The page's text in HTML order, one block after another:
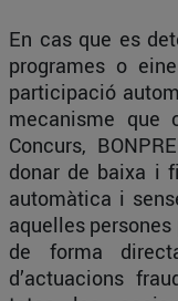
En cas que es
programes o
participació
mecanisme que
Concurs,
donar de baixa i
automàtica i
aquelles
de forma
d’actuacions